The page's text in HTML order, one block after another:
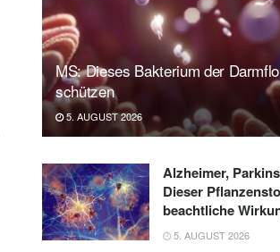
MS: Dieses Bakterium der
schützen
5. AUGUST 2026
Alzheimer,
Dieser
beachtliche
5. AUGUST 2026